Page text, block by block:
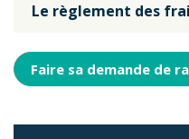
Le règlement des
Faire sa demande de